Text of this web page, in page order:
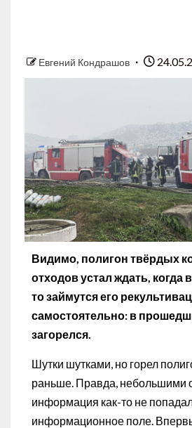
Евгений Кондрашов
Видимо, полигон твёрдых
отходов устал ждать, когда
то займутся его
самостоятельно: в
загорелся.
Шутки шутками, но горел
раньше. Правда, небольшими
информация как-то не
информационное поле.